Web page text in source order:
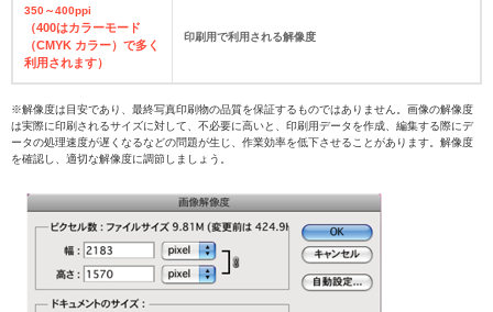
350～400ppi
（400はカラーモード
（CMYK カラー）で多く
利用されます）
印刷用で利用される解像度
※解像度は目安であり、最終写真印刷物の品質を保証するものではありません。画像の解像度
は実際に印刷されるサイズに対して、不必要に高いと、印刷用データを作成、編集する際にデ
ータの処理速度が遅くなるなどの問題が生じ、作業効率を低下させることがあります。解像度
を確認し、適切な解像度に調節しましょう。